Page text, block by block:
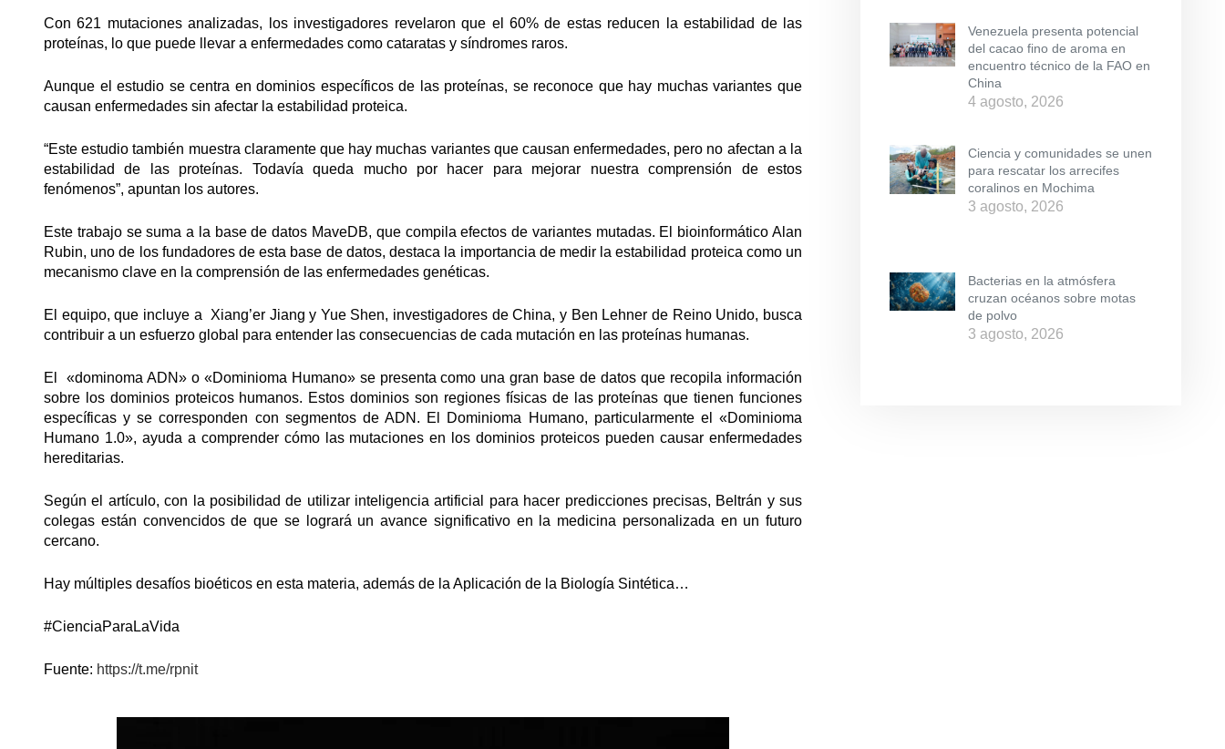
Con 621 mutaciones analizadas, los investigadores revelaron que el 60% de estas reducen la estabilidad de las
proteínas, lo que puede llevar a enfermedades como cataratas y síndromes raros.
Aunque el estudio se centra en dominios específicos de las proteínas, se reconoce que hay muchas variantes que
causan enfermedades sin afectar la estabilidad proteica.
“Este estudio también muestra claramente que hay muchas variantes que causan enfermedades, pero no afectan a la
estabilidad de las proteínas. Todavía queda mucho por hacer para mejorar nuestra comprensión de estos
fenómenos”, apuntan los autores.
Este trabajo se suma a la base de datos MaveDB, que compila efectos de variantes mutadas. El bioinformático Alan
Rubin, uno de los fundadores de esta base de datos, destaca la importancia de medir la estabilidad proteica como un
mecanismo clave en la comprensión de las enfermedades genéticas.
El equipo, que incluye a Xiang’er Jiang y Yue Shen, investigadores de China, y Ben Lehner de Reino Unido, busca
contribuir a un esfuerzo global para entender las consecuencias de cada mutación en las proteínas humanas.
El «dominoma ADN» o «Dominioma Humano» se presenta como una gran base de datos que recopila información
sobre los dominios proteicos humanos. Estos dominios son regiones físicas de las proteínas que tienen funciones
específicas y se corresponden con segmentos de ADN. El Dominioma Humano, particularmente el «Dominioma
Humano 1.0», ayuda a comprender cómo las mutaciones en los dominios proteicos pueden causar enfermedades
hereditarias.
Según el artículo, con la posibilidad de utilizar inteligencia artificial para hacer predicciones precisas, Beltrán y sus
colegas están convencidos de que se logrará un avance significativo en la medicina personalizada en un futuro
cercano.
Hay múltiples desafíos bioéticos en esta materia, además de la Aplicación de la Biología Sintética…
#CienciaParaLaVida
Fuente: https://t.me/rpnit
Venezuela presenta potencial
del cacao fino de aroma en
encuentro técnico de la FAO en
China
4 agosto, 2026
Ciencia y comunidades se unen
para rescatar los arrecifes
coralinos en Mochima
3 agosto, 2026
Bacterias en la atmósfera
cruzan océanos sobre motas
de polvo
3 agosto, 2026